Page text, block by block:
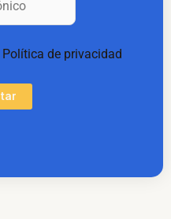
Política de privacidad